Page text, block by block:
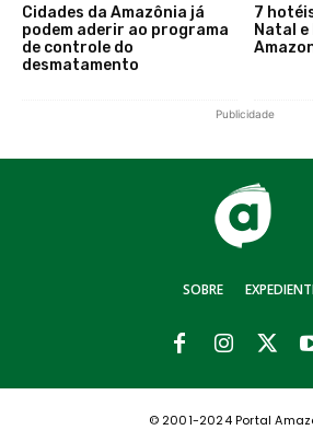
Cidades da Amazônia já
podem aderir ao programa
de controle do
desmatamento
7
Natal e
Publicidade
SOBRE
© 2001-2024 Portal